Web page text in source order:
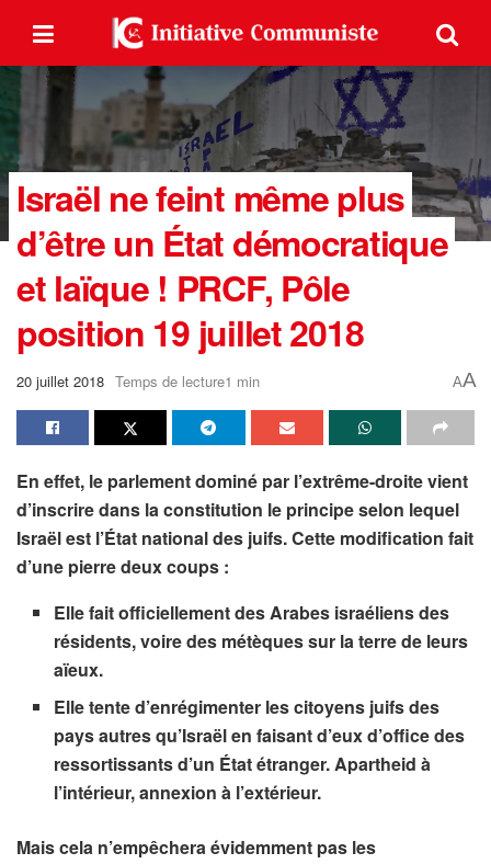
Israël ne feint même plus
d’être un État démocratique
et laïque ! PRCF, Pôle
position 19 juillet 2018
20 juillet 2018 Temps de lecture1 min AA
En effet, le parlement dominé par l’extrême-droite vient
d’inscrire dans la constitution le principe selon lequel
Israël est l’État national des juifs. Cette modification fait
d’une pierre deux coups :
Elle fait officiellement des Arabes israéliens des
résidents, voire des métèques sur la terre de leurs
aïeux.
Elle tente d’enrégimenter les citoyens juifs des
pays autres qu’Israël en faisant d’eux d’office des
ressortissants d’un État étranger. Apartheid à
l’intérieur, annexion à l’extérieur.
Mais cela n’empêchera évidemment pas les